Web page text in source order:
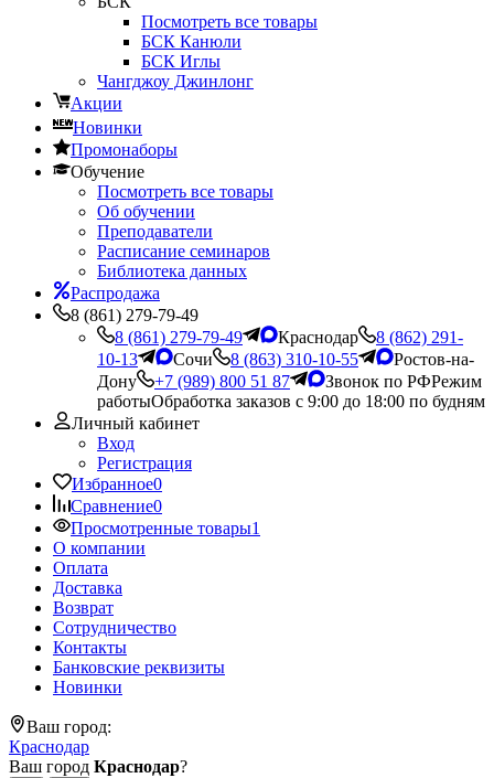
Посмотреть все товары
БСК Канюли
БСК Иглы
Чангджоу Джинлонг
Акции
Новинки
Промонаборы
Обучение
Посмотреть все товары
Об обучении
Преподаватели
Расписание семинаров
Библиотека данных
Распродажа
8 (861) 279-79-49
8 (861) 279-79-49
Краснодар
8 (862) 291-
10-13
Сочи 8 (863) 310-10-55
Ростов-на-
Дону
+7 (989) 800 51 87 Звонок по РФРежим
работыОбработка заказов с 9:00 до 18:00 по будням
Личный кабинет
Вход
Регистрация
Избранное0
Сравнение0
Просмотренные товары1
О компании
Оплата
Доставка
Возврат
Сотрудничество
Контакты
Банковские реквизиты
Новинки
Ваш город:
Краснодар
Ваш город Краснодар?